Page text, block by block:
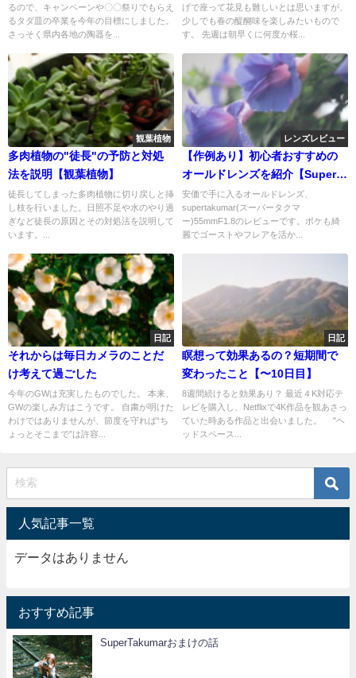
るので、キャンペーンや〇〇祭りでもらえ
るタダ皿の卒業を今年の目標にしました。
さっそく県内各地の陶器を...
げで座って花見も難しいとは思いますが、
少しでも春の醍醐味を楽しみたいもので
す。 先週は朝早くに何度か桜...
観葉植物
多肉植物の"徒長"の予防と対処
法を説明【観葉植物】
徒長してしまった多肉植物に切り戻しと挿
し枝を行いました。日照不足や水のやり過
ぎなど徒長の原因とその対処法を説明して
います。...
レンズレビュー
【作例あり】初心者おすすめの
オールドレンズを紹介【Super
Takumar 55mm F1.8】
安価で手に入るオールドレンズ、
supertakumar(スーパータクマ
ー)55mmF1.8のレビューです。ボケも綺
麗でゴーストやフレアを活か...
日記
それからは毎日カメラのことだ
け考えて過ごした
今年のGWは充実したものでした。 本来、
GWの楽しみ方はこうです。 自粛が明けた
わけではありませんが、節度を守れば“ち
ょっとそこまで”は許容...
日記
瞑想って効果あるの？短期間で
変わったこと【〜10日目】
8週間続けると効果あり？ 最近４K対応テ
レビを購入し、Netflixで4K作品を観あさっ
ていた時ある作品と出会いました。 "ヘ
ッドスペース...
人気記事一覧
データはありません
おすすめ記事
SuperTakumarおまけの話